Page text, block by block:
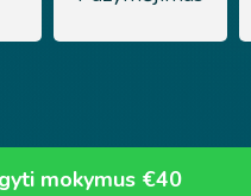
mokymus €40